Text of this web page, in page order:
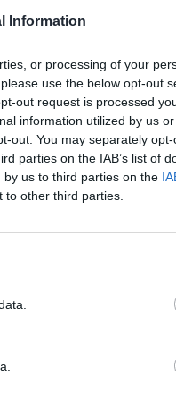
Information
or processing of your
use the below opt-out
out request is processed
information utilized by us
out. You may separately
parties on the IAB’s list of
us to third parties on the
other third parties.
contro la
Il
sinistra,
Como.
in tempo per
circa un
almeno